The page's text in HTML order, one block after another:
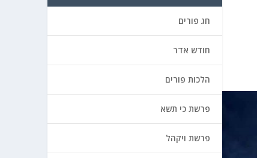
חג פורים
חודש אדר
הלכות פורים
פרשת כי תשא
פרשת ויקהל